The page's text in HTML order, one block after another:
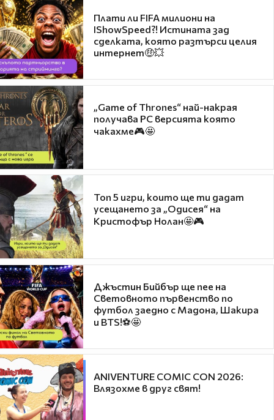
Плати ли FIFA милиони на
IShowSpeed?! Истината зад
сделката, която разтърси целия
интернет🤑💥
„Game of Thrones“ най-накрая
получава PC версията която
чакахме🎮🤩
Топ 5 игри, които ще ти дадат
усещането за „Одисея“ на
Кристофър Нолан🤩🎮
Джъстин Бийбър ще пее на
Световното първенство по
футбол заедно с Мадона, Шакира
и BTS!⚽🤩
ANIVENTURE COMIC CON 2026:
Влязохме в друг свят!